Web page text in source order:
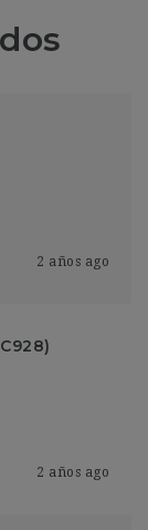
2 años ago
2 años ago